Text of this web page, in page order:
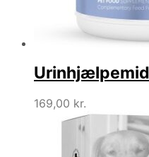
169,00 kr.